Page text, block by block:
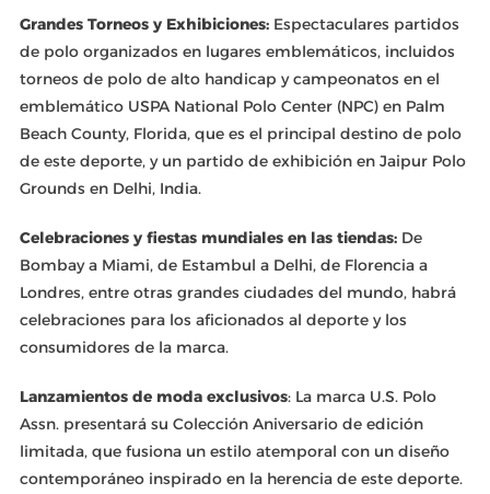
Grandes Torneos y Exhibiciones: Espectaculares partidos
de polo organizados en lugares emblemáticos, incluidos
torneos de polo de alto handicap y campeonatos en el
emblemático USPA National Polo Center (NPC) en Palm
Beach County, Florida, que es el principal destino de polo
de este deporte, y un partido de exhibición en Jaipur Polo
Grounds en Delhi, India.
Celebraciones y fiestas mundiales en las tiendas:De
Bombay a Miami, de Estambul a Delhi, de Florencia a
Londres, entre otras grandes ciudades del mundo, habrá
celebraciones para los aficionados al deporte y los
consumidores de la marca.
Lanzamientos de moda exclusivos: La marca U.S. Polo
Assn. presentará su Colección Aniversario de edición
limitada, que fusiona un estilo atemporal con un diseño
contemporáneo inspirado en la herencia de este deporte.